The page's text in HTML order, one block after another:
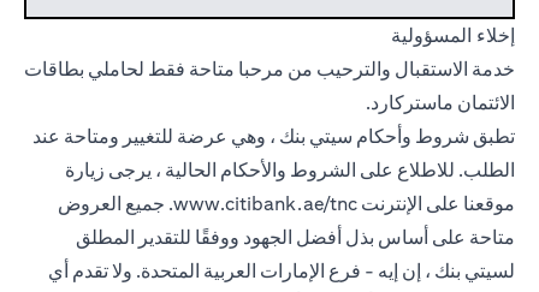
إخلاء المسؤولية
خدمة الاستقبال والترحيب من مرحبا متاحة فقط لحاملي بطاقات
الائتمان ماستركارد.
تطبق شروط وأحكام سيتي بنك ، وهي عرضة للتغيير ومتاحة عند
الطلب. للاطلاع على الشروط والأحكام الحالية ، يرجى زيارة
موقعنا على الإنترنت www.citibank.ae/tnc. جميع العروض
متاحة على أساس بذل أفضل الجهود ووفقًا للتقدير المطلق
لسيتي بنك ، إن إيه - فرع الإمارات العربية المتحدة. ولا تقدم أي